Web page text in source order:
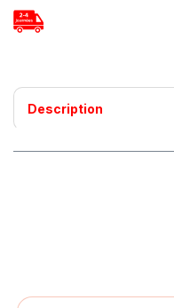
Description